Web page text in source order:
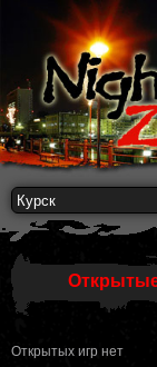
Открытых игр нет